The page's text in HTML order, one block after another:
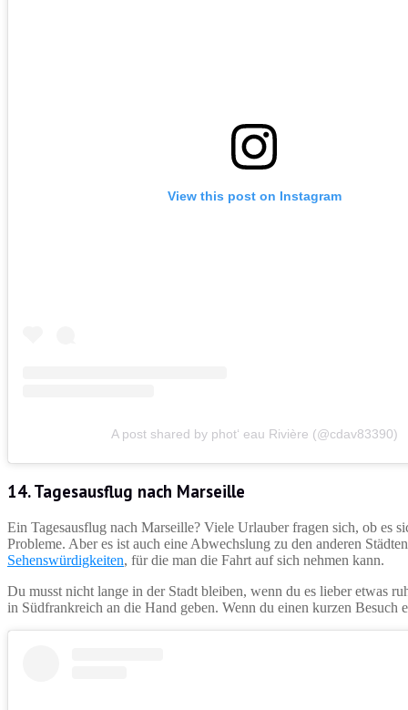
View this post on Instagram
A post shared by phot‘ eau Rivière (@cdav83390)
14. Tagesausflug nach Marseille
Ein Tagesausflug nach Marseille? Viele Urlauber fragen sich, ob
Probleme. Aber es ist auch eine Abwechslung zu den anderen
Sehenswürdigkeiten, für die man die Fahrt auf sich nehmen kann.
Du musst nicht lange in der Stadt bleiben, wenn du es lieber etwas
in Südfrankreich an die Hand geben. Wenn du einen kurzen Besuch